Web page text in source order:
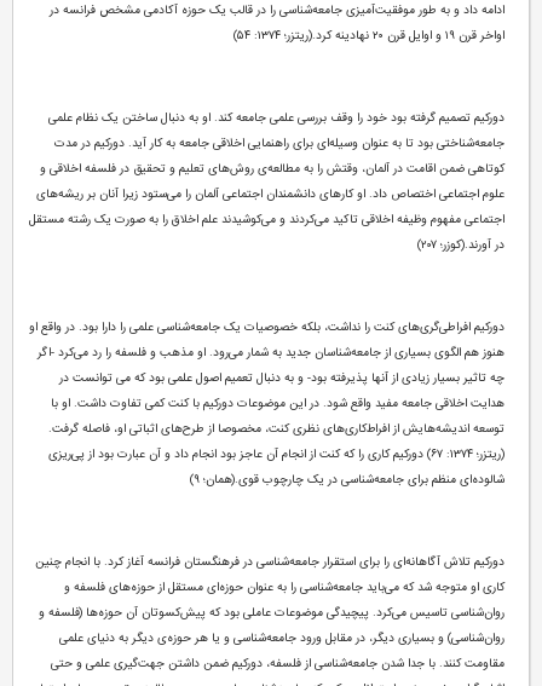
ادامه داد و به طور موفقیت‌آمیزی جامعه‌شناسی را در قالب یک حوزه آکادمی مشخص فرانسه در
اواخر قرن ۱۹ و اوایل قرن ۲۰ نهادینه کرد.(ریتزر؛ ۱۳۷۴: ۵۴)
دورکیم تصمیم گرفته بود خود را وقف بررسی علمی جامعه کند. او به دنبال ساختن یک نظام علمی
جامعه‌شناختی بود تا به عنوان وسیله‌ای برای راهنمایی اخلاقی جامعه به کار آید. دورکیم در مدت
کوتاهی ضمن اقامت در آلمان، وقتش را به مطالعه‌ی روش‌های تعلیم و تحقیق در فلسفه اخلاقی و
علوم اجتماعی اختصاص داد. او کارهای دانشمندان اجتماعی آلمان را می‌ستود زیرا آنان بر ریشه‌های
اجتماعی مفهوم وظیفه اخلاقی تاکید می‌کردند و می‌کوشیدند علم اخلاق را به صورت یک رشته مستقل
در آورند.(کوزر؛ ۲۰۷)
دورکیم افراطی‌گری‌های کنت را نداشت، بلکه خصوصیات یک جامعه‌شناسی علمی را دارا بود. در واقع او
هنوز هم الگوی بسیاری از جامعه‌شناسان جدید به شمار می‌رود. او مذهب و فلسفه را رد می‌کرد -اگر
چه تاثیر بسیار زیادی از آنها پذیرفته بود- و به دنبال تعمیم اصول علمی بود که می توانست در
هدایت اخلاقی جامعه مفید واقع شود. در این موضوعات دورکیم با کنت کمی تفاوت داشت. او با
توسعه اندیشه‌هایش از افراط‌کاری‌های نظری کنت، مخصوصا از طرح‌های اثباتی او، فاصله گرفت.
(ریتزر؛ ۱۳۷۴: ۶۷) دورکیم کاری را که کنت از انجام آن عاجز بود انجام داد و آن عبارت بود از پی‌ریزی
شالوده‌ای منظم برای جامعه‌شناسی در یک چارچوب قوی.(همان؛ ۹)
دورکیم تلاش آگاهانه‌ای را برای استقرار جامعه‌شناسی در فرهنگستان فرانسه آغاز کرد. با انجام چنین
کاری او متوجه شد که می‌باید جامعه‌شناسی را به عنوان حوزه‌ای مستقل از حوزه‌های فلسفه و
روان‌شناسی تاسیس می‌کرد. پیچیدگی موضوعات عاملی بود که پیش‌کسوتان آن حوزه‌ها (فلسفه و
روان‌شناسی) و بسیاری دیگر، در مقابل ورود جامعه‌شناسی و یا هر حوزه‌ی دیگر به دنیای علمی
مقاومت کنند. با جدا شدن جامعه‌شناسی از فلسفه، دورکیم ضمن داشتن جهت‌گیری علمی و حتی